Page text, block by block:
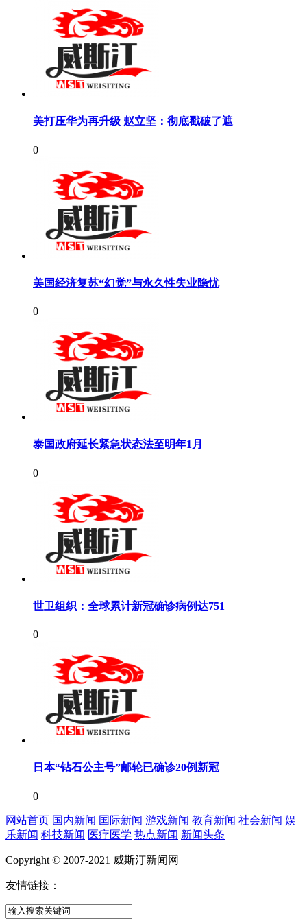
美打压华为再升级 赵立坚：彻底戳破了遮
0
美国经济复苏“幻觉”与永久性失业隐忧
0
泰国政府延长紧急状态法至明年1月
0
世卫组织：全球累计新冠确诊病例达751
0
日本“钻石公主号”邮轮已确诊20例新冠
0
网站首页 国内新闻 国际新闻 游戏新闻 教育新闻 社会新闻 娱
乐新闻 科技新闻 医疗医学 热点新闻 新闻头条
Copyright © 2007-2021 威斯汀新闻网
友情链接：